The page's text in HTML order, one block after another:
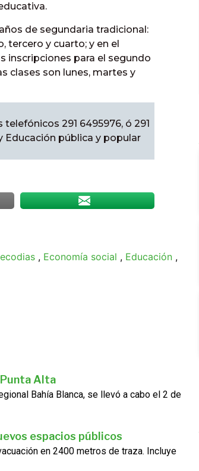
de segundaria tradicional:
tercero y cuarto; y en el
inscripciones para el segundo
clases son lunes, martes y
291 6495976, ó 291
Educación pública y popular
ecodias , Economía social , Educación ,
Alta
Bahía Blanca, se llevó a cabo el 2 de
espacios públicos
en 2400 metros de traza. Incluye